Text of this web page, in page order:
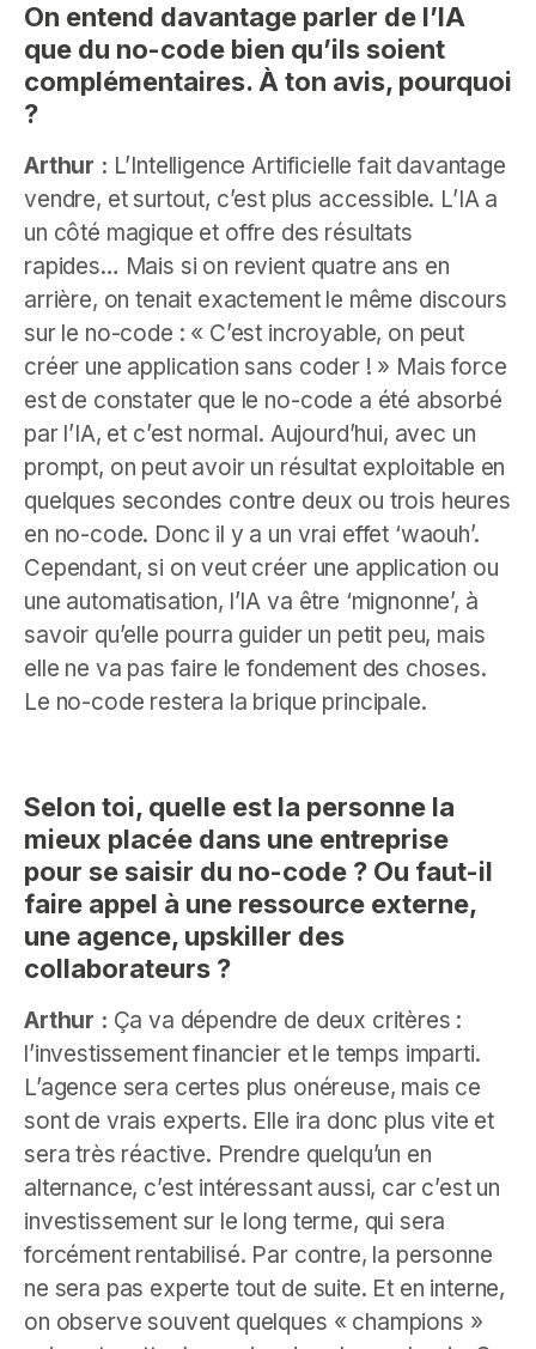
On entend davantage parler de l’IA
que du no-code bien qu’ils soient
complémentaires. À ton avis, pourquoi
?
Arthur : L’Intelligence Artificielle fait davantage
vendre, et surtout, c’est plus accessible. L’IA a
un côté magique et offre des résultats
rapides… Mais si on revient quatre ans en
arrière, on tenait exactement le même discours
sur le no-code : « C’est incroyable, on peut
créer une application sans coder ! » Mais force
est de constater que le no-code a été absorbé
par l’IA, et c’est normal. Aujourd’hui, avec un
prompt, on peut avoir un résultat exploitable en
quelques secondes contre deux ou trois heures
en no-code. Donc il y a un vrai effet ‘waouh’.
Cependant, si on veut créer une application ou
une automatisation, l’IA va être ‘mignonne’, à
savoir qu’elle pourra guider un petit peu, mais
elle ne va pas faire le fondement des choses.
Le no-code restera la brique principale.
Selon toi, quelle est la personne la
mieux placée dans une entreprise
pour se saisir du no-code ? Ou faut-il
faire appel à une ressource externe,
une agence, upskiller des
collaborateurs ?
Arthur : Ça va dépendre de deux critères :
l’investissement financier et le temps imparti.
L’agence sera certes plus onéreuse, mais ce
sont de vrais experts. Elle ira donc plus vite et
sera très réactive. Prendre quelqu’un en
alternance, c’est intéressant aussi, car c’est un
investissement sur le long terme, qui sera
forcément rentabilisé. Par contre, la personne
ne sera pas experte tout de suite. Et en interne,
on observe souvent quelques « champions »